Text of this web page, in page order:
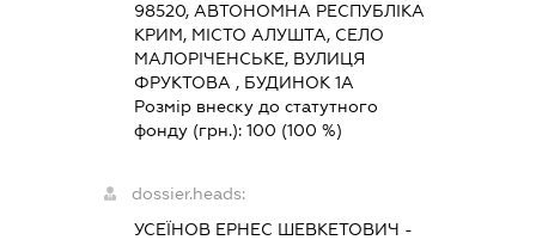
98520, АВТОНОМНА РЕСПУБЛІКА
КРИМ, МІСТО АЛУШТА, СЕЛО
МАЛОРІЧЕНСЬКЕ, ВУЛИЦЯ
ФРУКТОВА , БУДИНОК 1А
Розмір внеску до статутного
фонду (грн.): 100 (100 %)
dossier.heads:
УСЕЇНОВ ЕРНЕС ШЕВКЕТОВИЧ -